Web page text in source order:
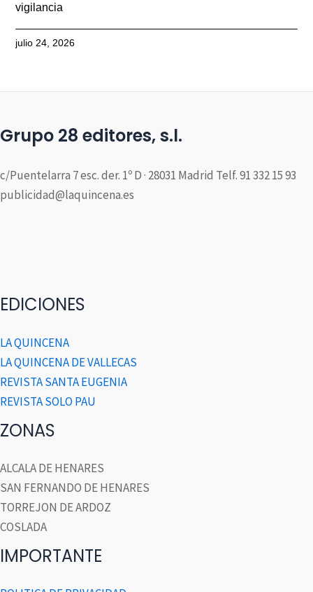
vigilancia
julio 24, 2026
Grupo 28 editores, s.l.
c/Puentelarra 7 esc. der. 1º D · 28031 Madrid Telf. 91 332 15 93
publicidad@laquincena.es
EDICIONES
LA QUINCENA
LA QUINCENA DE VALLECAS
REVISTA SANTA EUGENIA
REVISTA SOLO PAU
ZONAS
ALCALA DE HENARES
SAN FERNANDO DE HENARES
TORREJON DE ARDOZ
COSLADA
IMPORTANTE